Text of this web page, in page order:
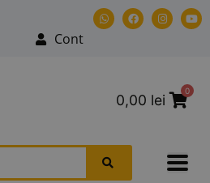
Cont
0,00 lei
0